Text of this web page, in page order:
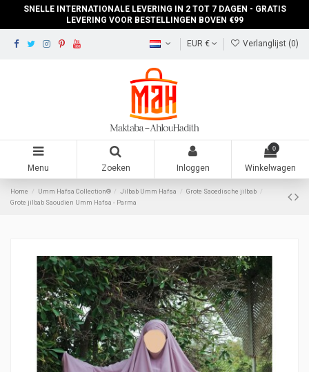
SNELLE INTERNATIONALE LEVERING IN 2 TOT 7 DAGEN - GRATIS
LEVERING VOOR BESTELLINGEN BOVEN €99
EUR € Verlanglijst (0)
Menu Zoeken Inloggen
0
Winkelwagen
Home Umm Hafsa Collection® Jilbab Umm Hafsa
Grote Saoedische jilbab
Grote jilbab Saoudien Umm Hafsa - Parma